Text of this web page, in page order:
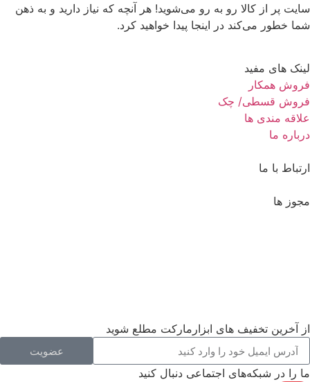
سایت پر از کالا رو به رو می‌شوید! هر آنچه که نیاز دارید و به ذهن
شما خطور می‌کند در اینجا پیدا خواهید کرد.
لینک های مفید
فروش همکار
فروش قسطی/ چک
علاقه مندی ها
درباره ما
ارتباط با ما
مجوز ها
از آخرین تخفیف های ابزارمارکت مطلع شوید
عضویت
ما را در شبکه‌های اجتماعی دنبال کنید